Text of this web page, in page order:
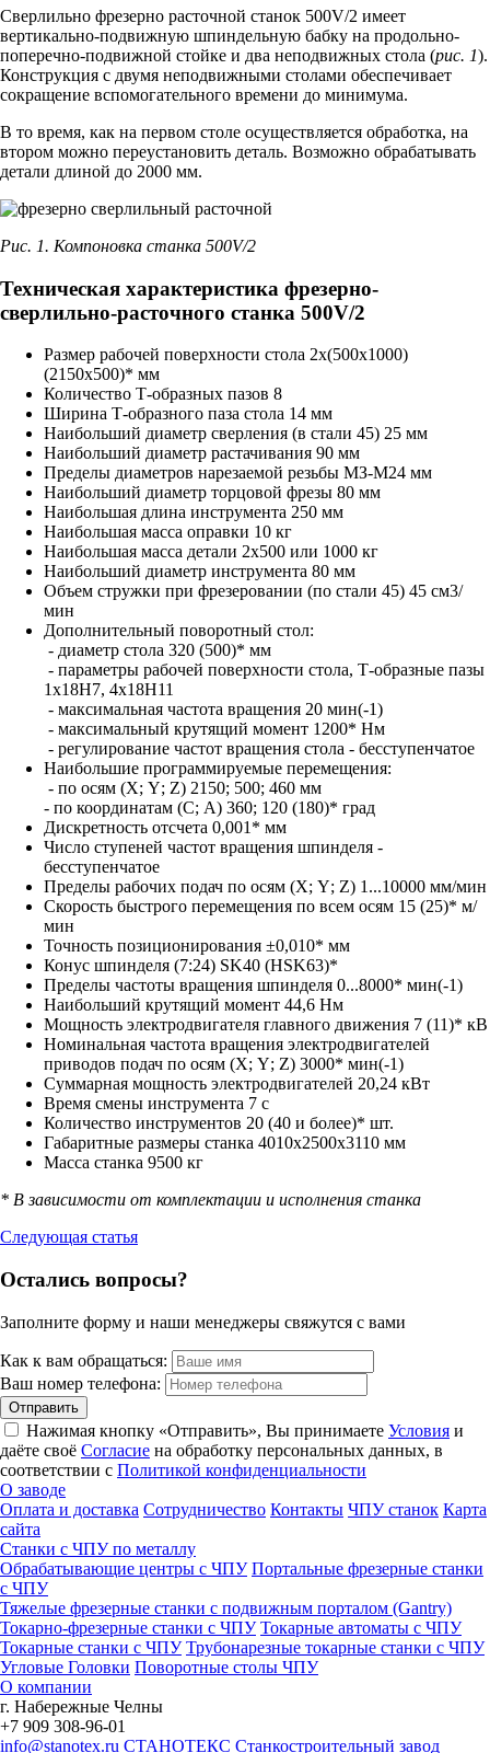
Сверлильно фрезерно расточной станок 500V/2 имеет
вертикально-подвижную шпиндельную бабку на продольно-
поперечно-подвижной стойке и два неподвижных стола (рис. 1).
Конструкция с двумя неподвижными столами обеспечивает
сокращение вспомогательного времени до минимума.
В то время, как на первом столе осуществляется обработка, на
втором можно переустановить деталь. Возможно обрабатывать
детали длиной до 2000 мм.
Рис. 1. Компоновка станка 500V/2
Техническая характеристика фрезерно-
сверлильно-расточного станка 500V/2
Размер рабочей поверхности стола 2х(500x1000)
(2150x500)* мм
Количество Т-образных пазов 8
Ширина Т-образного паза стола 14 мм
Наибольший диаметр сверления (в стали 45) 25 мм
Наибольший диаметр растачивания 90 мм
Пределы диаметров нарезаемой резьбы МЗ-M24 мм
Наибольший диаметр торцовой фрезы 80 мм
Наибольшая длина инструмента 250 мм
Наибольшая масса оправки 10 кг
Наибольшая масса детали 2х500 или 1000 кг
Наибольший диаметр инструмента 80 мм
Объем стружки при фрезеровании (по стали 45) 45 см3/
мин
Дополнительный поворотный стол:
- диаметр стола 320 (500)* мм
- параметры рабочей поверхности стола, Т-образные пазы
1x18H7, 4х18Н11
- максимальная частота вращения 20 мин(-1)
- максимальный крутящий момент 1200* Нм
- регулирование частот вращения стола - бесступенчатое
Наибольшие программируемые перемещения:
- по осям (Х; Ү; Z) 2150; 500; 460 мм
- по координатам (С; А) 360; 120 (180)* град
Дискретность отсчета 0,001* мм
Число ступеней частот вращения шпинделя -
бесступенчатое
Пределы рабочих подач по осям (Х; Ү; Z) 1...10000 мм/мин
Скорость быстрого перемещения по всем осям 15 (25)* м/
мин
Точность позиционирования ±0,010* мм
Конус шпинделя (7:24) SK40 (HSK63)*
Пределы частоты вращения шпинделя 0...8000* мин(-1)
Наибольший крутящий момент 44,6 Нм
Мощность электродвигателя главного движения 7 (11)* кВ
Номинальная частота вращения электродвигателей
приводов подач по осям (Х; Ү; Z) 3000* мин(-1)
Суммарная мощность электродвигателей 20,24 кВт
Время смены инструмента 7 с
Количество инструментов 20 (40 и более)* шт.
Габаритные размеры станка 4010х2500х3110 мм
Масса станка 9500 кг
* В зависимости от комплектации и исполнения станка
Следующая статья
Остались вопросы?
Заполните форму и наши менеджеры свяжутся с вами
Как к вам обращаться:
Ваш номер телефона:
Нажимая кнопку «Отправить», Вы принимаете Условия и
даёте своё Согласие на обработку персональных данных, в
соответствии с Политикой конфиденциальности
О заводе
Оплата и доставка Сотрудничество Контакты ЧПУ станок Карта
сайта
Станки с ЧПУ по металлу
Обрабатывающие центры с ЧПУ Портальные фрезерные станки
с ЧПУ
Тяжелые фрезерные станки с подвижным порталом (Gantry)
Токарно-фрезерные станки с ЧПУ Токарные автоматы с ЧПУ
Токарные станки с ЧПУ Трубонарезные токарные станки с ЧПУ
Угловые Головки Поворотные столы ЧПУ
О компании
г. Набережные Челны
+7 909 308-96-01
info@stanotex.ru СТАНОТЕКС Станкостроительный завод